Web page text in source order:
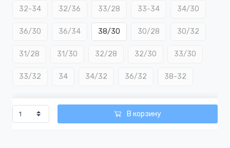
32-34 32/36 33/28 33-34 34/30
36/30 36/34 38/30 30/28 30/32
31/28 31/30 32/28 32/30 33/30
33/32 34 34/32 36/32 38-32
В корзину